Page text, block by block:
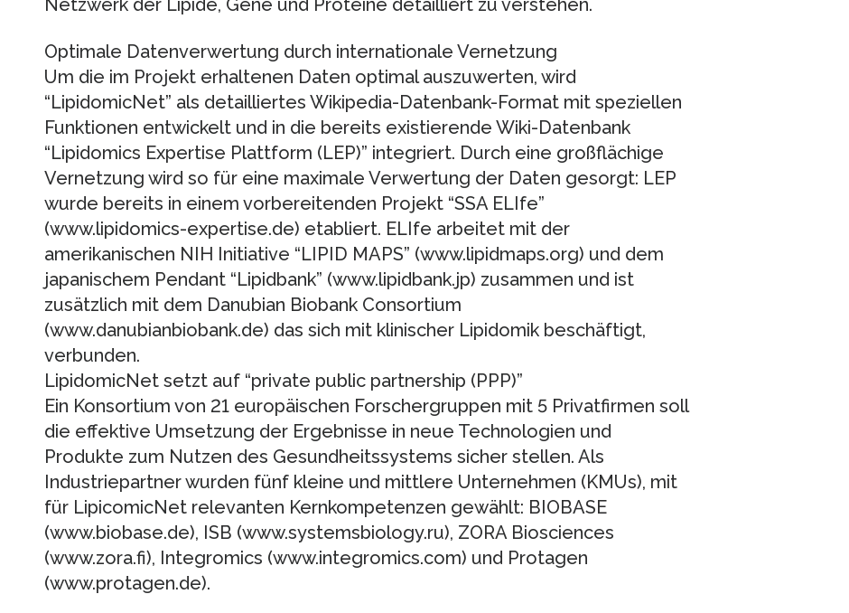
Netzwerk der Lipide, Gene und Proteine detailliert zu verstehen.
Optimale Datenverwertung durch internationale Vernetzung
Um die im Projekt erhaltenen Daten optimal auszuwerten, wird
“LipidomicNet” als detailliertes Wikipedia-Datenbank-Format mit speziellen
Funktionen entwickelt und in die bereits existierende Wiki-Datenbank
“Lipidomics Expertise Plattform (LEP)” integriert. Durch eine großflächige
Vernetzung wird so für eine maximale Verwertung der Daten gesorgt: LEP
wurde bereits in einem vorbereitenden Projekt “SSA ELIfe”
(www.lipidomics-expertise.de) etabliert. ELIfe arbeitet mit der
amerikanischen NIH Initiative “LIPID MAPS” (www.lipidmaps.org) und dem
japanischem Pendant “Lipidbank” (www.lipidbank.jp) zusammen und ist
zusätzlich mit dem Danubian Biobank Consortium
(www.danubianbiobank.de) das sich mit klinischer Lipidomik beschäftigt,
verbunden.
LipidomicNet setzt auf “private public partnership (PPP)”
Ein Konsortium von 21 europäischen Forschergruppen mit 5 Privatfirmen soll
die effektive Umsetzung der Ergebnisse in neue Technologien und
Produkte zum Nutzen des Gesundheitssystems sicher stellen. Als
Industriepartner wurden fünf kleine und mittlere Unternehmen (KMUs), mit
für LipicomicNet relevanten Kernkompetenzen gewählt: BIOBASE
(www.biobase.de), ISB (www.systemsbiology.ru), ZORA Biosciences
(www.zora.fi), Integromics (www.integromics.com) und Protagen
(www.protagen.de).